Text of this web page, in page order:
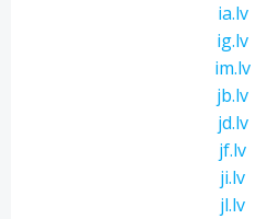
ia.lv
ig.lv
im.lv
jb.lv
jd.lv
jf.lv
ji.lv
jl.lv